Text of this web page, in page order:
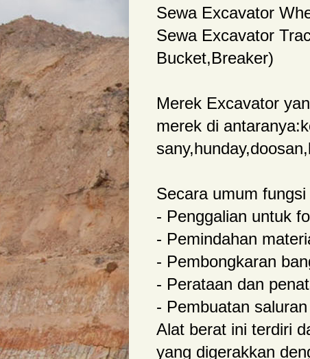
Sewa Excavator
Sewa Excavator
Bucket,Breaker)
Merek Excavator
merek di
Secara umum
- Penggalian untuk
- Pemindahan
- Pembongkaran
- Perataan dan
- Pembuatan
Alat berat ini terdiri
yang digerakkan